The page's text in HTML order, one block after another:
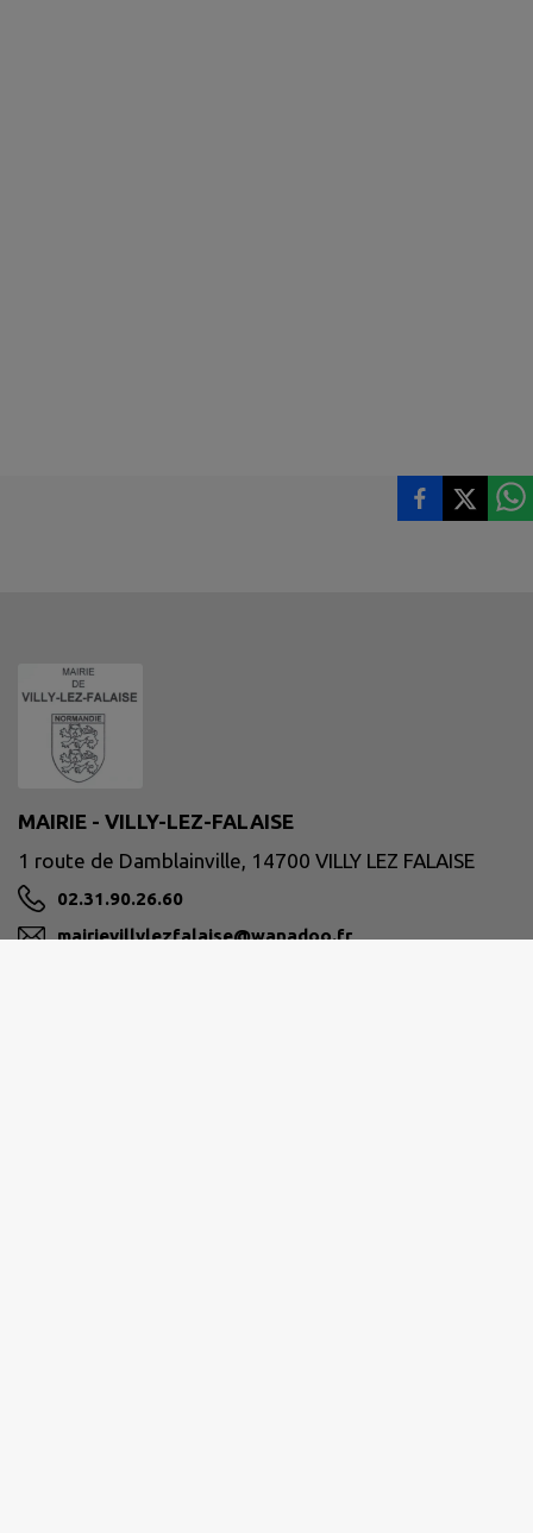
MAIRIE - VILLY-LEZ-FALAISE
1 route de Damblainville, 14700 VILLY LEZ FALAISE
02.31.90.26.60
mairievillylezfalaise@wanadoo.fr